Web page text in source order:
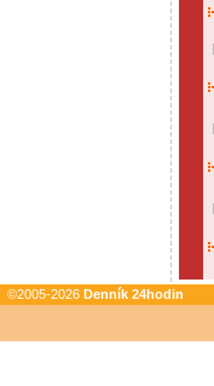
©2005-2026 Denník 24hodin